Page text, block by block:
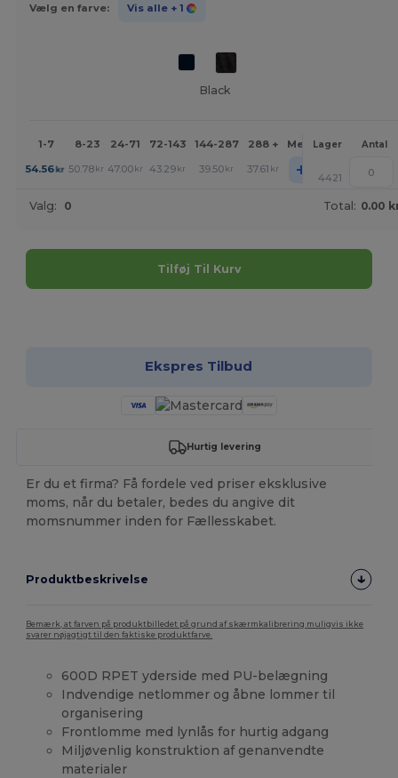
Vælg en farve: Vis alle + 1
Black
1-7 8-23 24-71 72-143 144-287 288 + MereLager Antal
54.56kr 50.78 kr 47.00 kr 43.29 kr 39.50 kr 37.61 kr + 4421
Valg: 0 Total: 0.00
Tilføj Til Kurv
Ekspres Tilbud
Hurtig levering
Er du et firma? Få fordele ved priser eksklusive
moms, når du betaler, bedes du angive dit
momsnummer inden for Fællesskabet.
Produktbeskrivelse
Bemærk, at farven på produktbilledet på grund af skærmkalibrering muligvis ikke
svarer nøjagtigt til den faktiske produktfarve.
600D RPET yderside med PU-belægning
Indvendige netlommer og åbne lommer til
organisering
Frontlomme med lynlås for hurtig adgang
Miljøvenlig konstruktion af genanvendte
materialer